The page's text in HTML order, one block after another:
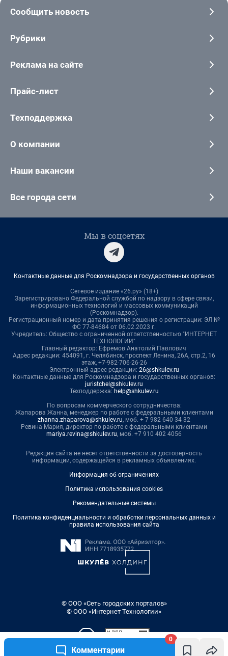
Комментарии
0
Сообщить новость
Рубрики
Реклама на сайте
Прайс-лист
Техподдержка
О компании
Наши вакансии
Все города сети
Мы в соцсетях
Контактные данные для Роскомнадзора и государственных органов
Сетевое издание «26.ру» (18+)
Зарегистрировано Федеральной службой по надзору в сфере связи,
информационных технологий и массовых коммуникаций
(Роскомнадзор).
Регистрационный номер и дата принятия решения о регистрации: ЭЛ №
ФС 77-84684 от 06.02.2023 г.
Учредитель: Общество с ограниченной ответственностью "ИНТЕРНЕТ
ТЕХНОЛОГИИ"
Главный редактор: Ефремов Анатолий Павлович
Адрес редакции: 454091, г. Челябинск, проспект Ленина, 26А, стр.2, 16
этаж, +7-982-706-26-26
Электронный адрес редакции: 26@shkulev.ru
Контактные данные для Роскомнадзора и государственных органов:
juristchel@shkulev.ru
Техподдержка: help@shkulev.ru
По вопросам коммерческого сотрудничества:
Жапарова Жанна, менеджер по работе с федеральными клиентами
zhanna.zhaparova@shkulev.ru, моб. + 7 982 640 34 32
Ревина Мария, директор по работе с федеральными клиентами
mariya.revina@shkulev.ru, моб. +7 910 402 4056
Редакция сайта не несет ответственности за достоверность
информации, содержащейся в рекламных объявлениях.
Информация об ограничениях
Политика использования cookies
Рекомендательные системы
Политика конфиденциальности и обработки персональных данных и
правила использования сайта
© ООО «Сеть городских порталов»
© ООО «Интернет Технологии»